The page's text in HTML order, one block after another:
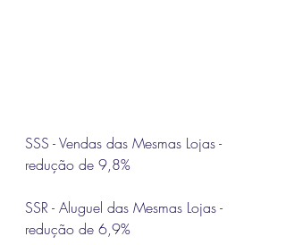
SSS - Vendas das Mesmas Lojas -
redução de 9,8%
SSR - Aluguel das Mesmas Lojas -
redução de 6,9%